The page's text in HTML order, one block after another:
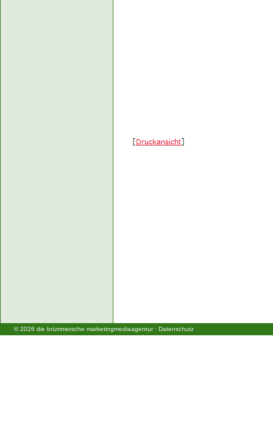
© 2026 die brümmersche marketingmediaagentur· Datenschutz